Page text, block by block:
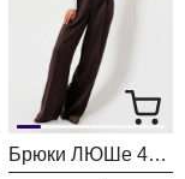
Брюки ЛЮШе 4440 шоколад